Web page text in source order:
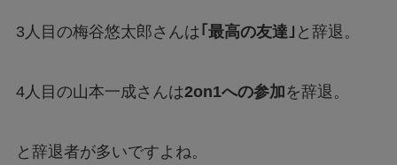
3人目の梅谷悠太郎さんは ｢最高の友達｣ と辞退。
4人目の山本一成さんは2on1への参加を辞退。
と辞退者が多いですよね。